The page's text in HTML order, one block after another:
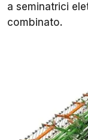
a seminatrici
combinato.